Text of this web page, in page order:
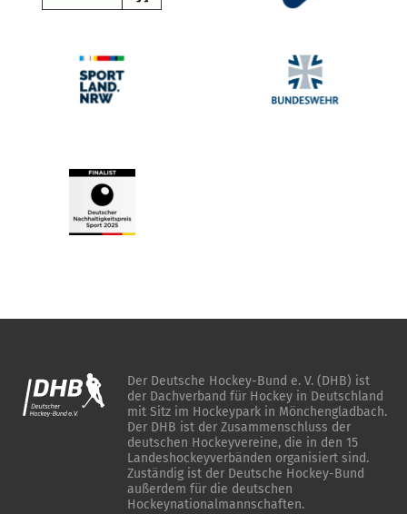
Der Deutsche Hockey-Bund e. V. (DHB) ist
der Dachverband für Hockey in Deutschland
mit Sitz im Hockeypark in Mönchengladbach.
Der DHB ist der Zusammenschluss der
deutschen Hockeyvereine, die in den 15
Landeshockeyverbänden organisiert sind.
Zuständig ist der Deutsche Hockey-Bund
außerdem für die deutschen
Hockeynationalmannschaften.